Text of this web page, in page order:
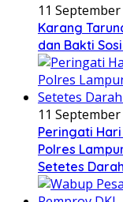
11 September
Karang
dan Bakti
11 September
Peringati
Polres
Setetes